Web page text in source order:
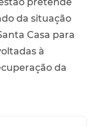
da situação
Casa para
à
da